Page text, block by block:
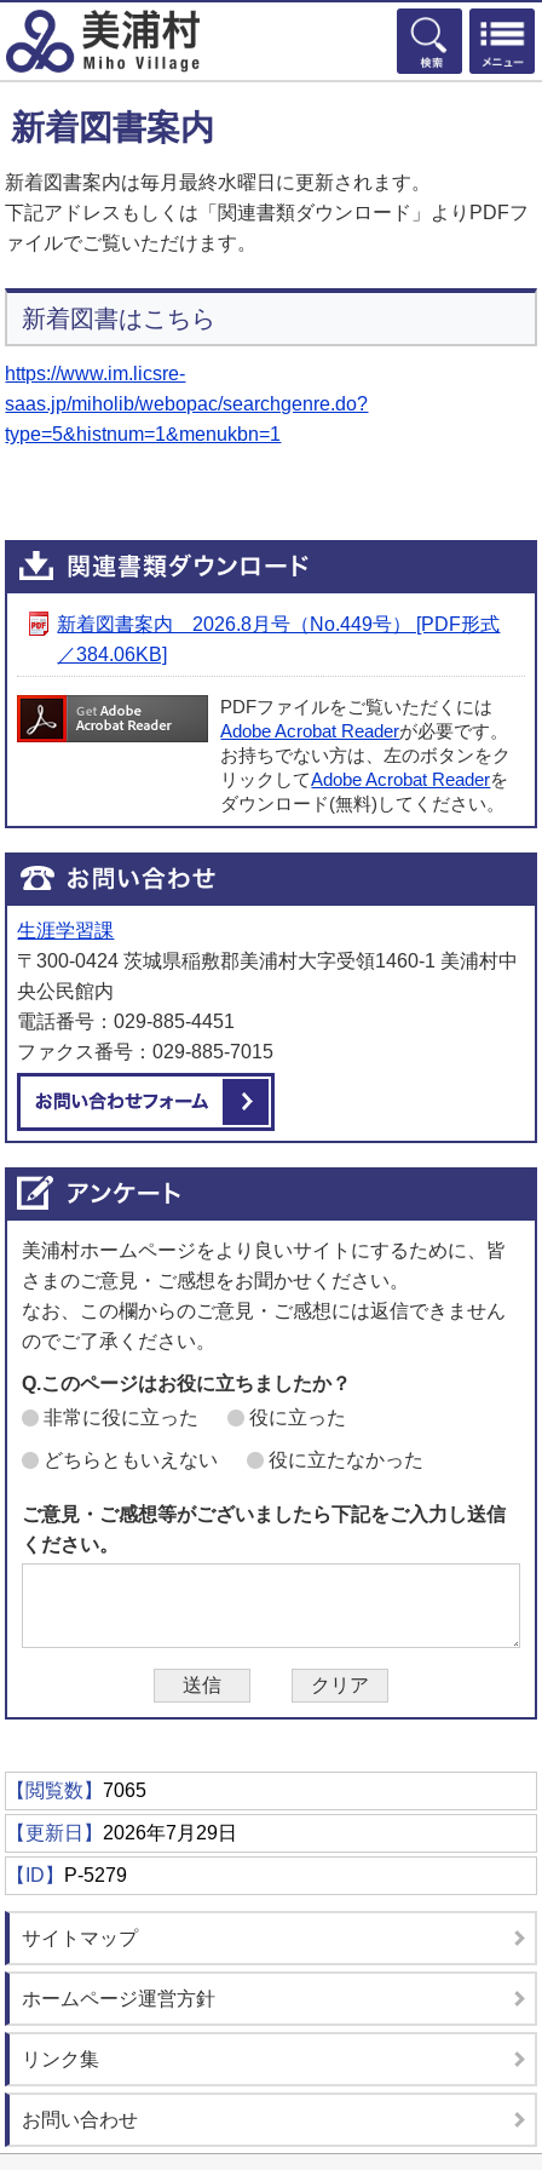
検索
新着図書案内
新着図書案内は毎月最終水曜日に更新されます。
下記アドレスもしくは「関連書類ダウンロード」よりPDFフ
ァイルでご覧いただけます。
新着図書はこちら
https://www.im.licsre-
saas.jp/miholib/webopac/searchgenre.do?
type=5&histnum=1&menukbn=1
新着図書案内 2026.8月号（No.449号） [PDF形式
／384.06KB]
PDFファイルをご覧いただくには
Adobe Acrobat Readerが必要です。
お持ちでない方は、左のボタンをク
リックしてAdobe Acrobat Readerを
ダウンロード(無料)してください。
生涯学習課
〒300-0424 茨城県稲敷郡美浦村大字受領1460-1 美浦村中
央公民館内
電話番号：029-885-4451
ファクス番号：029-885-7015
美浦村ホームページをより良いサイトにするために、皆
さまのご意見・ご感想をお聞かせください。
なお、この欄からのご意見・ご感想には返信できません
のでご了承ください。
Q.このページはお役に立ちましたか？
非常に役に立った
役に立った
どちらともいえない 役に立たなかった
ご意見・ご感想等がございましたら下記をご入力し送信
ください。
【閲覧数】7065
【更新日】 2026年7月29日
【ID】 P-5279
サイトマップ
ホームページ運営方針
リンク集
お問い合わせ